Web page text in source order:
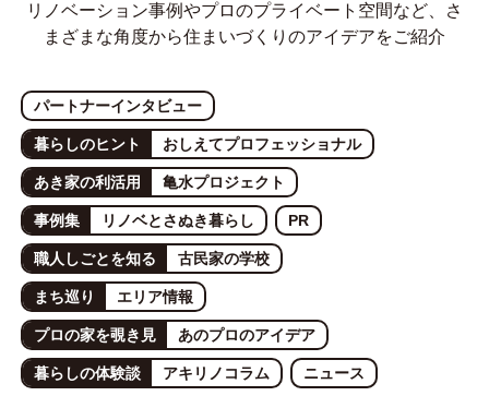
リノベーション事例やプロのプライベート空間など、さ
まざまな角度から住まいづくりのアイデアをご紹介
パートナーインタビュー
暮らしのヒント おしえてプロフェッショナル
あき家の利活用 亀水プロジェクト
事例集 リノベとさぬき暮らし PR
職人しごとを知る 古民家の学校
まち巡り エリア情報
プロの家を覗き見 あのプロのアイデア
暮らしの体験談 アキリノコラム ニュース